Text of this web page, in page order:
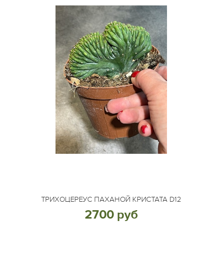
ТРИХОЦЕРЕУС ПАХАНОЙ КРИСТАТА D12
2700 руб